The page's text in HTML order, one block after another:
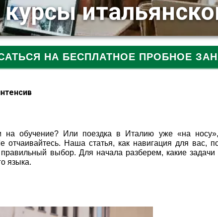
НА БЕСПЛАТНОЕ ПРОБНОЕ
на обучение? Или поездка в Италию уже «на
отчаивайтесь. Наша статья, как навигация для вас,
правильный выбор. Для начала разберем, какие
языка.